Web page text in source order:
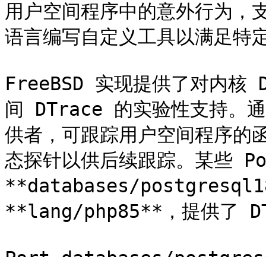
用户空间程序中的意外行为，
语言编写自定义工具以满足特
FreeBSD 实现提供了对内核
间 DTrace 的实验性支持
供者，可跟踪用户空间程序的
态探针以供后续跟踪。某些
**databases/
**lang/php85**，提供了